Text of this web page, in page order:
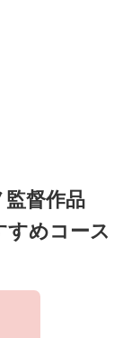
監督作品
すめコース